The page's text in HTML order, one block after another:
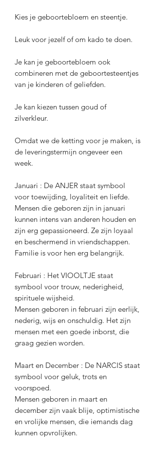
Kies je geboortebloem en steentje.
Leuk voor jezelf of om kado te doen.
Je kan je geboortebloem ook
combineren met de geboortesteentjes
van je kinderen of geliefden.
Je kan kiezen tussen goud of
zilverkleur.
Omdat we de ketting voor je maken, is
de leveringstermijn ongeveer een
week.
Januari : De ANJER staat symbool
voor toewijding, loyaliteit en liefde.
Mensen die geboren zijn in januari
kunnen intens van anderen houden en
zijn erg gepassioneerd. Ze zijn loyaal
en beschermend in vriendschappen.
Familie is voor hen erg belangrijk.
Februari : Het VIOOLTJE staat
symbool voor trouw, nederigheid,
spirituele wijsheid.
Mensen geboren in februari zijn eerlijk,
nederig, wijs en onschuldig. Het zijn
mensen met een goede inborst, die
graag gezien worden.
Maart en December : De NARCIS staat
symbool voor geluk, trots en
voorspoed.
Mensen geboren in maart en
december zijn vaak blije, optimistische
en vrolijke mensen, die iemands dag
kunnen opvrolijken.